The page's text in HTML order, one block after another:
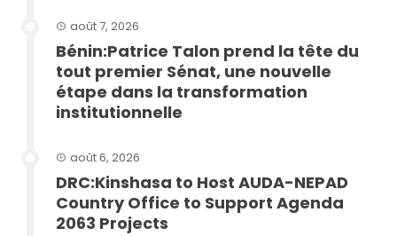
août 7, 2026
Bénin:Patrice Talon prend la tête du
tout premier Sénat, une nouvelle
étape dans la transformation
institutionnelle
août 6, 2026
DRC:Kinshasa to Host AUDA-NEPAD
Country Office to Support Agenda
2063 Projects